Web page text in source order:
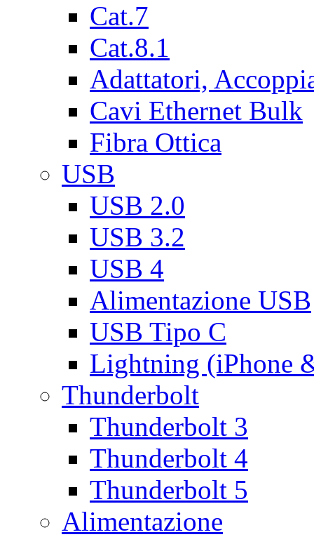
Cat.7
Cat.8.1
Adattatori,
Cavi Ethernet Bulk
Fibra Ottica
USB
USB 2.0
USB 3.2
USB 4
Alimentazione USB
USB Tipo C
Lightning (iPhone
Thunderbolt
Thunderbolt 3
Thunderbolt 4
Thunderbolt 5
Alimentazione